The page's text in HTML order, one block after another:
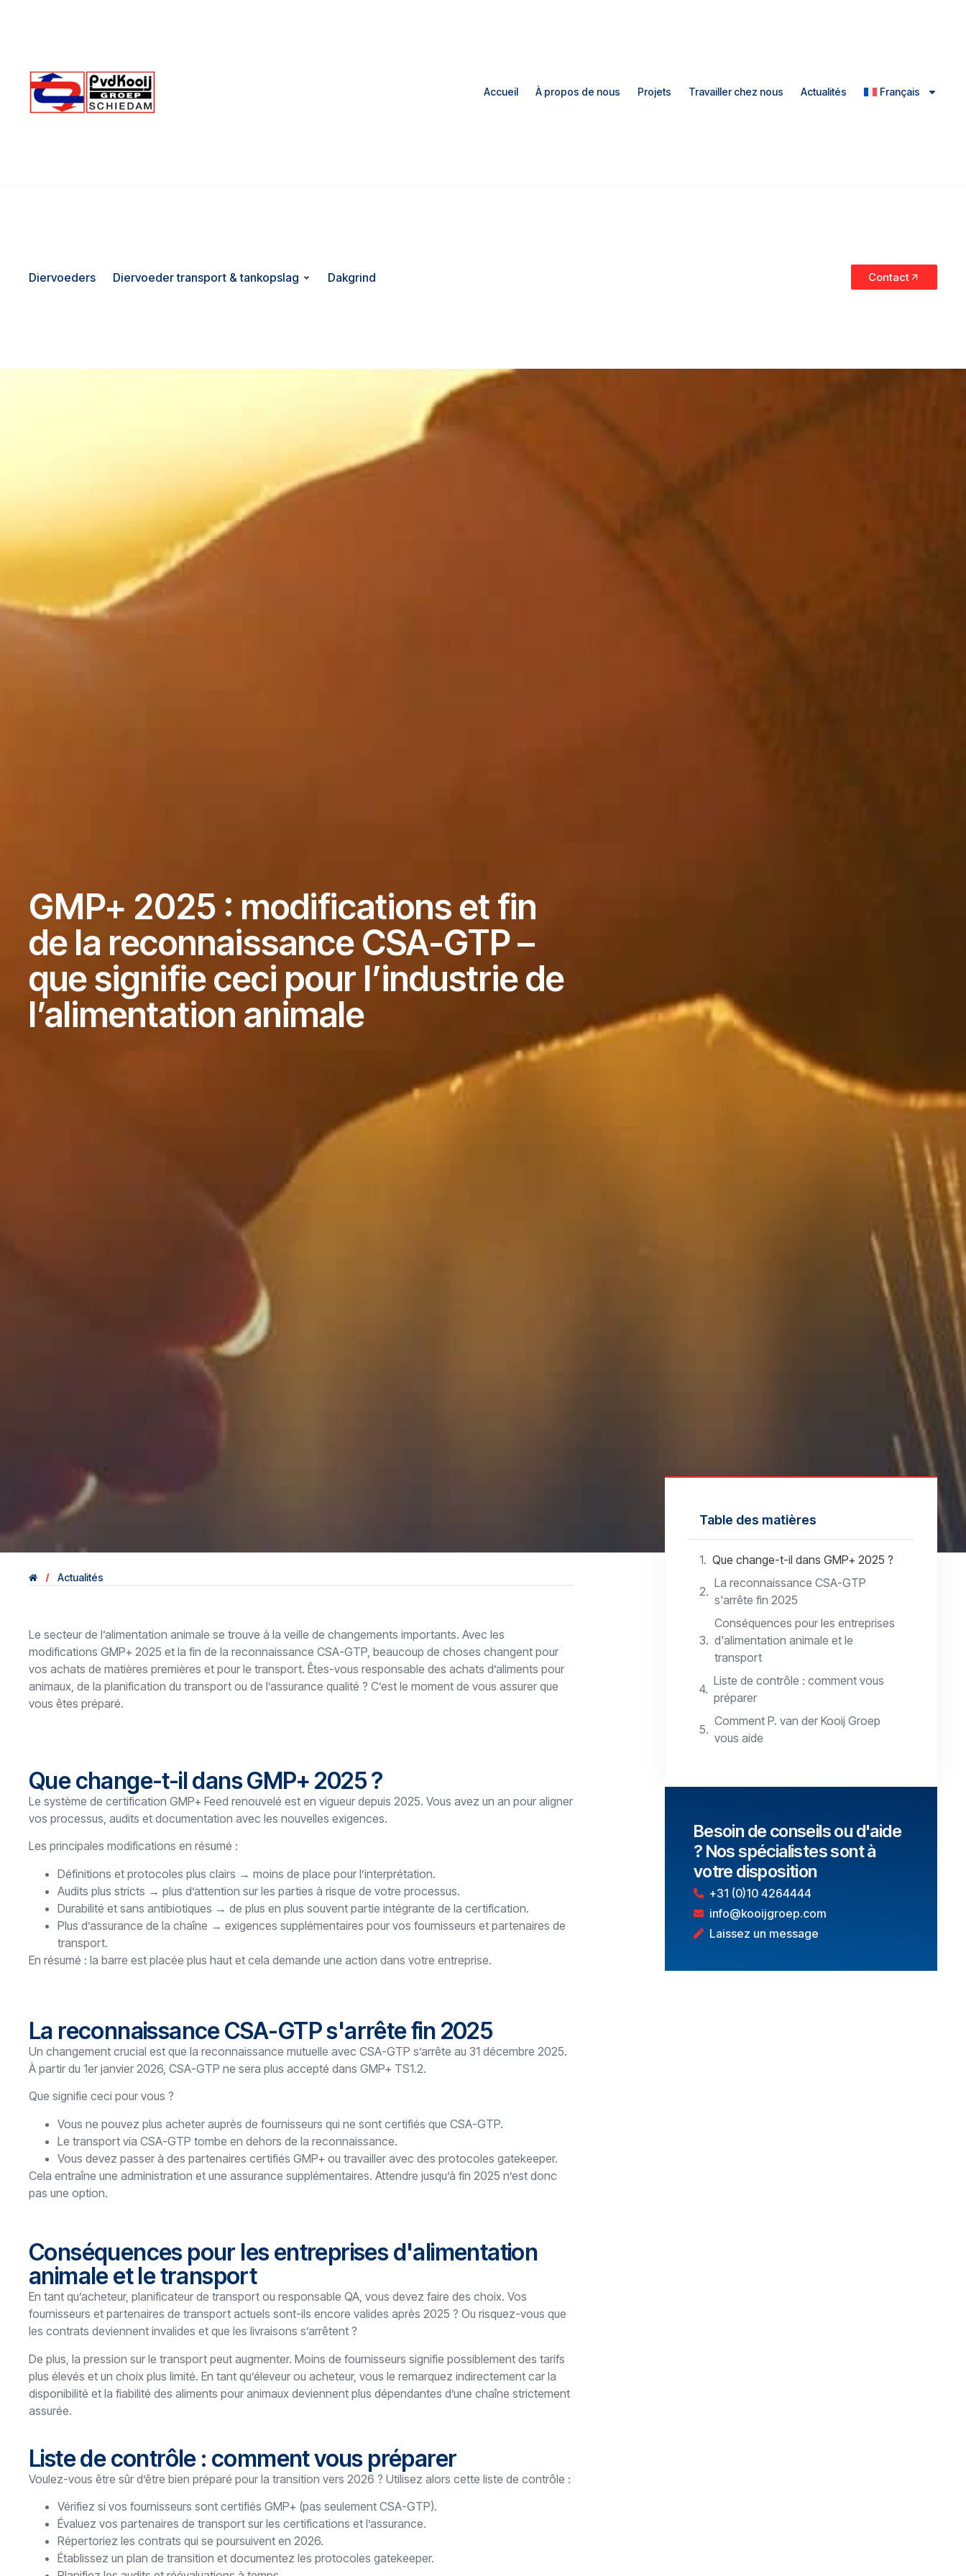
Accueil À propos de nous Projets Travailler chez nous Actualités Français
Diervoeders Diervoeder transport & tankopslag Dakgrind Contact
GMP+ 2025 : modifications et fin
de la reconnaissance CSA-GTP –
que signifie ceci pour l’industrie de
l’alimentation animale
Actualités
Le secteur de l’alimentation animale se trouve à la veille de changements importants. Avec les
modifications GMP+ 2025 et la fin de la reconnaissance CSA-GTP, beaucoup de choses changent pour
vos achats de matières premières et pour le transport. Êtes-vous responsable des achats d’aliments pour
animaux, de la planification du transport ou de l’assurance qualité ? C’est le moment de vous assurer que
vous êtes préparé.
Que change-t-il dans GMP+ 2025 ?
Le système de certification GMP+ Feed renouvelé est en vigueur depuis 2025. Vous avez un an pour aligner
vos processus, audits et documentation avec les nouvelles exigences.
Les principales modifications en résumé :
Définitions et protocoles plus clairs → moins de place pour l’interprétation.
Audits plus stricts → plus d’attention sur les parties à risque de votre processus.
Durabilité et sans antibiotiques → de plus en plus souvent partie intégrante de la certification.
Plus d’assurance de la chaîne → exigences supplémentaires pour vos fournisseurs et partenaires de
transport.
En résumé : la barre est placée plus haut et cela demande une action dans votre entreprise.
La reconnaissance CSA-GTP s'arrête fin 2025
Un changement crucial est que la reconnaissance mutuelle avec CSA-GTP s’arrête au 31 décembre 2025.
À partir du 1er janvier 2026, CSA-GTP ne sera plus accepté dans GMP+ TS1.2.
Que signifie ceci pour vous ?
Vous ne pouvez plus acheter auprès de fournisseurs qui ne sont certifiés que CSA-GTP.
Le transport via CSA-GTP tombe en dehors de la reconnaissance.
Vous devez passer à des partenaires certifiés GMP+ ou travailler avec des protocoles gatekeeper.
Cela entraîne une administration et une assurance supplémentaires. Attendre jusqu’à fin 2025 n’est donc
pas une option.
Conséquences pour les entreprises d'alimentation
animale et le transport
En tant qu’acheteur, planificateur de transport ou responsable QA, vous devez faire des choix. Vos
fournisseurs et partenaires de transport actuels sont-ils encore valides après 2025 ? Ou risquez-vous que
les contrats deviennent invalides et que les livraisons s’arrêtent ?
De plus, la pression sur le transport peut augmenter. Moins de fournisseurs signifie possiblement des tarifs
plus élevés et un choix plus limité. En tant qu’éleveur ou acheteur, vous le remarquez indirectement car la
disponibilité et la fiabilité des aliments pour animaux deviennent plus dépendantes d’une chaîne strictement
assurée.
Liste de contrôle : comment vous préparer
Voulez-vous être sûr d’être bien préparé pour la transition vers 2026 ? Utilisez alors cette liste de contrôle :
Vérifiez si vos fournisseurs sont certifiés GMP+ (pas seulement CSA-GTP).
Évaluez vos partenaires de transport sur les certifications et l’assurance.
Répertoriez les contrats qui se poursuivent en 2026.
Établissez un plan de transition et documentez les protocoles gatekeeper.
Table des matières
Que change-t-il dans GMP+ 2025 ?
La reconnaissance CSA-GTP
s'arrête fin 2025
Conséquences pour les entreprises
d'alimentation animale et le
transport
Liste de contrôle : comment vous
préparer
Comment P. van der Kooij Groep
vous aide
Besoin de conseils ou d'aide
? Nos spécialistes sont à
votre disposition
+31 (0)10 4264444
info@kooijgroep.com
Laissez un message